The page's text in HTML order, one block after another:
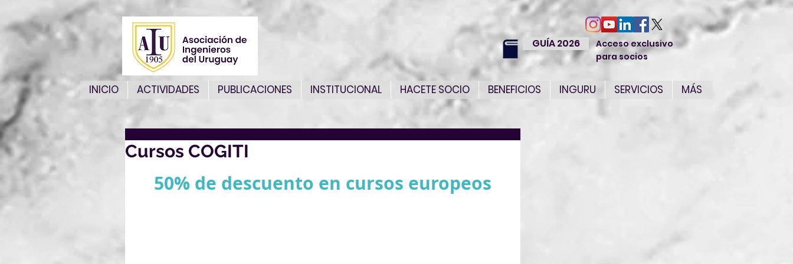
GUÍA 2026
Acceso exclusivo
para socios
INICIO ACTIVIDADES PUBLICACIONES INSTITUCIONAL HACETE SOCIO BENEFICIOS INGURU SERVICIOS MÁS
Cursos COGITI
50% de descuento en cursos europeos